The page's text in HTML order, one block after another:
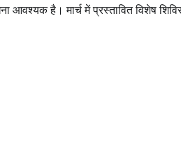
आवश्यक है। मार्च में प्रस्तावित विशेष